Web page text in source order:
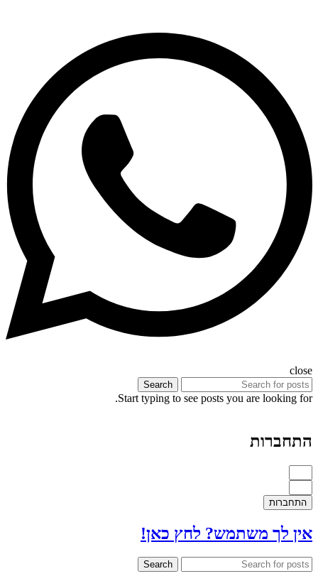
close
Search
Start typing to see posts you are looking for.
התחברות
התחברות
אין לך משתמש? לחץ כאן!
Search